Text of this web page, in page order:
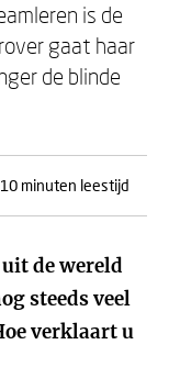
is de
gaat haar
de blinde
minuten leestijd
de wereld
steeds veel
verklaart u